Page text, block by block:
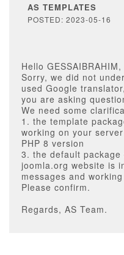
AS TEMPLATES
POSTED: 2023-05-16
Hello GESSAIBRAHIM,
Sorry, we did not
used Google
you are asking
We need some
1. the template
working on your
PHP 8 version
3. the default package
joomla.org website is
messages and
Please confirm.
Regards, AS Team.